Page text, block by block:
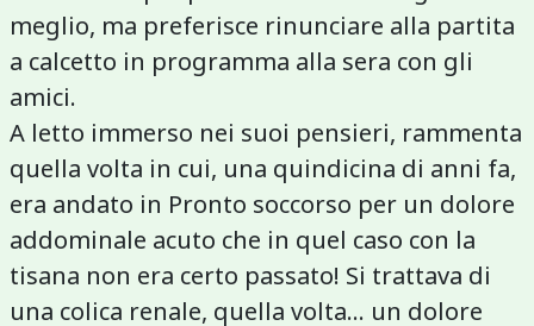
meglio, ma preferisce rinunciare alla partita
a calcetto in programma alla sera con gli
amici.
A letto immerso nei suoi pensieri, rammenta
quella volta in cui, una quindicina di anni fa,
era andato in Pronto soccorso per un dolore
addominale acuto che in quel caso con la
tisana non era certo passato! Si trattava di
una colica renale, quella volta… un dolore